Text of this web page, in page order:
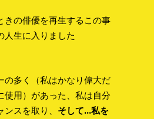
きの俳優を再生するこの事
人生に入りました
の多く（私はかなり偉大だ
使用）があった、私は自分
スを取り、 そして…私を